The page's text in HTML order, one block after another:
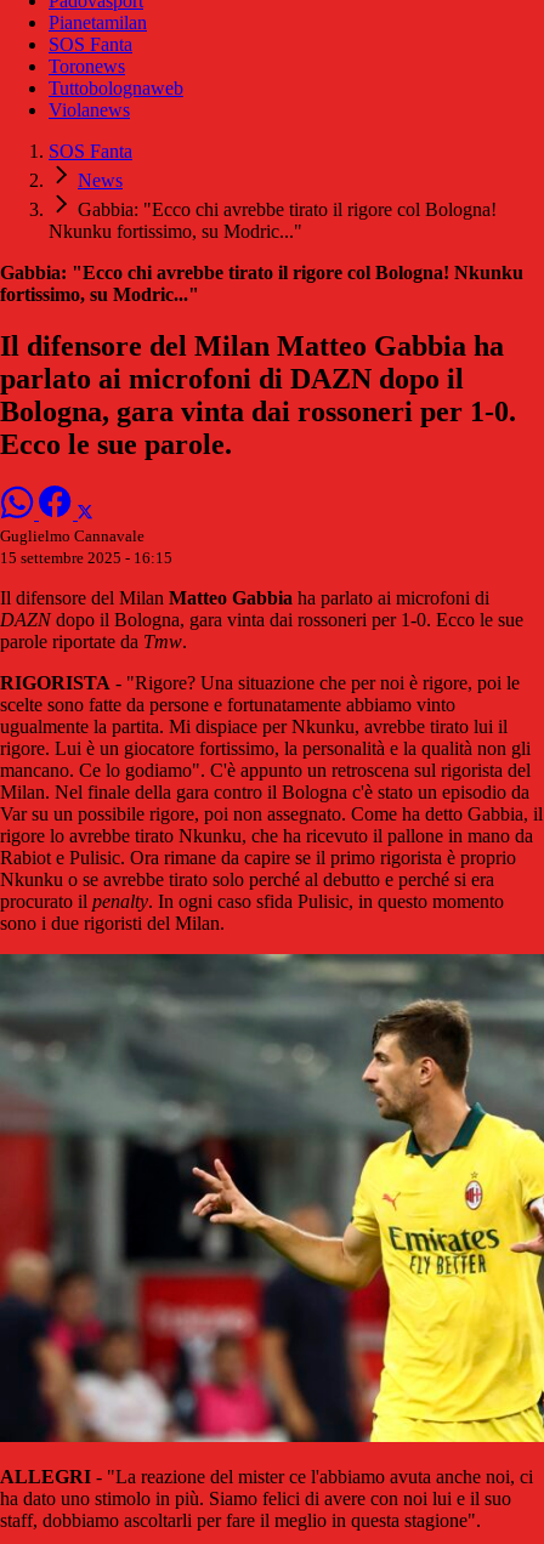
Pianetamilan
SOS Fanta
Toronews
Tuttobolognaweb
Violanews
SOS Fanta
News
Gabbia: "Ecco chi avrebbe tirato il rigore col Bologna!
Nkunku fortissimo, su Modric..."
Gabbia: "Ecco chi avrebbe tirato il rigore col Bologna! Nkunku
fortissimo, su Modric..."
Il difensore del Milan Matteo Gabbia ha
parlato ai microfoni di DAZN dopo il
Bologna, gara vinta dai rossoneri per 1-0.
Ecco le sue parole.
Guglielmo Cannavale
15 settembre 2025 - 16:15
Il difensore del Milan Matteo Gabbia ha parlato ai microfoni di
DAZNdopo il Bologna, gara vinta dai rossoneri per 1-0. Ecco le sue
parole riportate da Tmw.
RIGORISTA - "Rigore? Una situazione che per noi è rigore, poi le
scelte sono fatte da persone e fortunatamente abbiamo vinto
ugualmente la partita. Mi dispiace per Nkunku, avrebbe tirato lui il
rigore. Lui è un giocatore fortissimo, la personalità e la qualità non gli
mancano. Ce lo godiamo". C'è appunto un retroscena sul rigorista del
Milan. Nel finale della gara contro il Bologna c'è stato un episodio da
Var su un possibile rigore, poi non assegnato. Come ha detto Gabbia, il
rigore lo avrebbe tirato Nkunku, che ha ricevuto il pallone in mano da
Rabiot e Pulisic. Ora rimane da capire se il primo rigorista è proprio
Nkunku o se avrebbe tirato solo perché al debutto e perché si era
procurato il penalty. In ogni caso sfida Pulisic, in questo momento
sono i due rigoristi del Milan.
ALLEGRI - "La reazione del mister ce l'abbiamo avuta anche noi, ci
ha dato uno stimolo in più. Siamo felici di avere con noi lui e il suo
staff, dobbiamo ascoltarli per fare il meglio in questa stagione".